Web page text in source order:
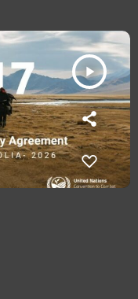
play_arrow